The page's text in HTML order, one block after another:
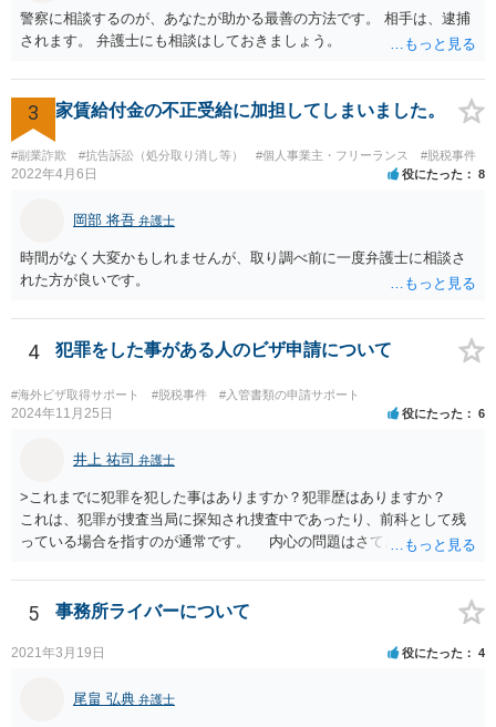
警察に相談するのが、あなたが助かる最善の方法です。 相手は、逮捕
されます。 弁護士にも相談はしておきましょう。
3 家賃給付金の不正受給に加担してしまいました。
#副業詐欺 #抗告訴訟（処分取り消し等） #個人事業主・フリーランス #脱税事件
2022年4月6日 役にたった 8
岡部 将吾 弁護士
時間がなく大変かもしれませんが、取り調べ前に一度弁護士に相談さ
れた方が良いです。
4 犯罪をした事がある人のビザ申請について
#海外ビザ取得サポート #脱税事件 #入管書類の申請サポート
2024年11月25日 役にたった 6
井上 祐司 弁護士
>これまでに犯罪を犯した事はありますか？犯罪歴はありますか？
これは、犯罪が捜査当局に探知され捜査中であったり、前科として残
っている場合を指すのが通常です。 内心の問題はさておき、ご質問
5 事務所ライバーについて
2021年3月19日 役にたった 4
尾畠 弘典 弁護士